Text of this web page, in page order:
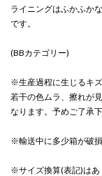
ライニングはふかふか
です。
(BBカテゴリー)
※生産過程に生じるキ
若干の色ムラ、擦れが
なります。予めご了承下
※輸送中に多少箱が破
※サイズ換算(表記)はあ